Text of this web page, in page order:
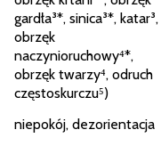
gardła³*, sinica³*, katar³,
obrzęk
naczynioruchowy⁴*,
obrzęk twarzy⁴, odruch
częstoskurczu⁵)
niepokój, dezorientacja